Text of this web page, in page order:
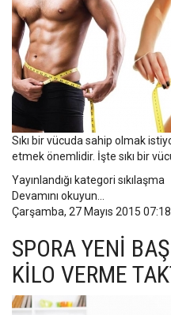
Sıkı bir vücuda sahip olmak
etmek önemlidir. İşte sıkı bir
Yayınlandığı kategori sıkılaşma
Devamını okuyun...
Çarşamba, 27 Mayıs 2015 07:18
SPORA YENİ
KİLO VERME